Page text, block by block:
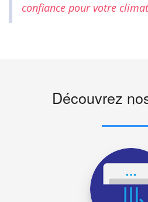
confiance pour votre
Découvrez